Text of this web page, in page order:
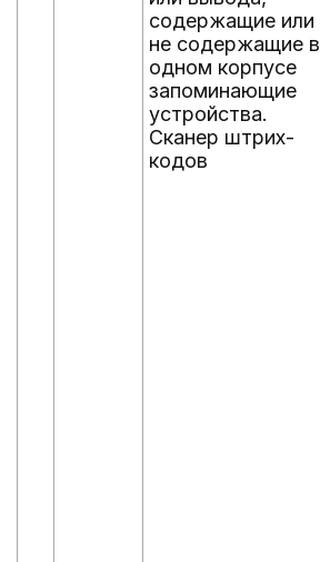
содержащие или
не содержащие в
одном корпусе
запоминающие
устройства.
Сканер штрих-
кодов